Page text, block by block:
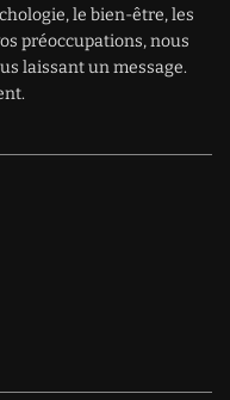
le bien-être, les
préoccupations, nous
laissant un message.